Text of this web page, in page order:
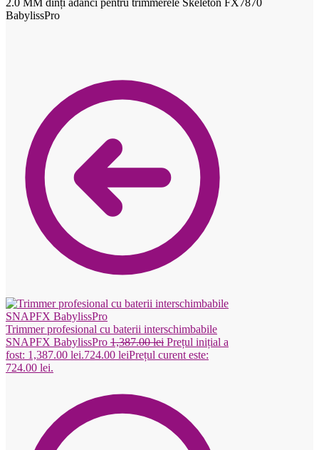
BabylissPro
Trimmer profesional cu baterii interschimbabile
SNAPFX BabylissPro 1,387.00lei Prețul inițial a
fost: 1,387.00 lei.724.00 leiPrețul curent este:
724.00 lei.